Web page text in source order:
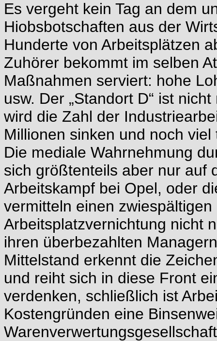
Es vergeht kein Tag an dem
Hiobsbotschaften aus der
Hunderte von Arbeitsplätzen
Zuhörer bekommt im selben
Maßnahmen serviert: hohe
usw. Der „Standort D“ ist
wird die Zahl der
Millionen sinken und noch viel
Die mediale Wahrnehmung
sich größtenteils aber nur auf
Arbeitskampf bei Opel, oder
vermitteln einen
Arbeitsplatzvernichtung nicht
ihren überbezahlten
Mittelstand erkennt die
und reiht sich in diese Front
verdenken, schließlich ist
Kostengründen eine